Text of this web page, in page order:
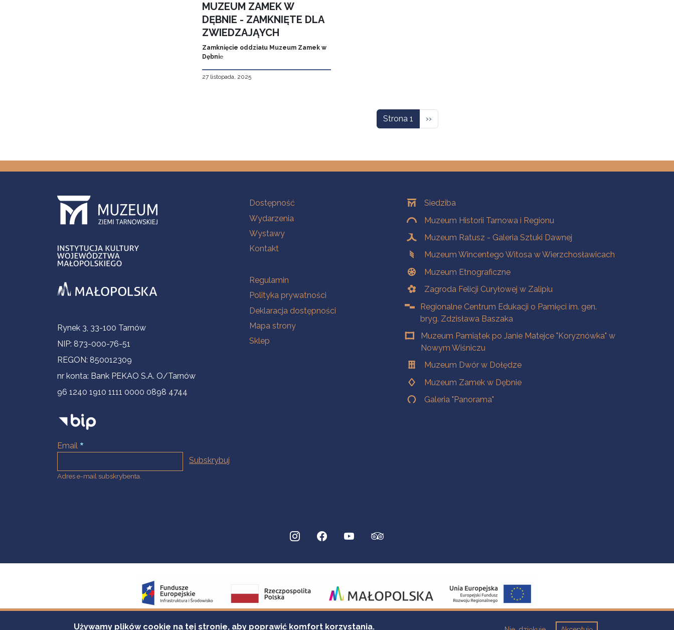
MUZEUM ZAMEK W
DĘBNIE - ZAMKNIĘTE DLA
ZWIEDZAJĄYCH
Zamknięcie oddziału Muzeum Zamek w
Dębnie
27 listopada, 2025
Strona 1 Następna strona
››
Informacje kontaktowe
Rynek 3, 33-100 Tarnów
NIP: 873-000-76-51
REGON: 850012309
nr konta: Bank PEKAO S.A. O/Tarnów
96 1240 1910 1111 0000 0898 4744
Email
Adres e-mail subskrybenta.
Na skróty
Dostępność
Wydarzenia
Wystawy
Kontakt
Na skróty
Regulamin
Polityka prywatności
Deklaracja dostępności
Mapa strony
Sklep
OddziałySiedziba
Muzeum Historii Tarnowa i Regionu
Muzeum Ratusz - Galeria Sztuki Dawnej
Muzeum Wincentego Witosa w Wierzchosławicach
Muzeum Etnograficzne
Zagroda Felicji Curyłowej w Zalipiu
Regionalne Centrum Edukacji o Pamięci im. gen.
bryg. Zdzisława Baszaka
Muzeum Pamiątek po Janie Matejce "Koryznówka" w
Nowym Wiśniczu
Muzeum Dwór w Dołędze
Muzeum Zamek w Dębnie
Galeria "Panorama"
Używamy plików cookie na tej stronie, aby poprawić komfort korzystania.